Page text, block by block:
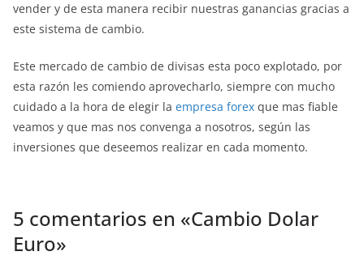
vender y de esta manera recibir nuestras ganancias gracias a
este sistema de cambio.
Este mercado de cambio de divisas esta poco explotado, por
esta razón les comiendo aprovecharlo, siempre con mucho
cuidado a la hora de elegir la empresa forex que mas fiable
veamos y que mas nos convenga a nosotros, según las
inversiones que deseemos realizar en cada momento.
5 comentarios en «Cambio Dolar
Euro»